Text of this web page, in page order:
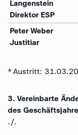
Langenstein
Direktor ESP
Peter Weber
Justitiar
* Austritt:
3. Vereinbarte
des
./.